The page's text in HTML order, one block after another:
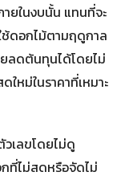
ยในงบนั้น แทนที่จะ
ช้ดอกไม้ตามฤดูกาล
ลดต้นทุนได้โดยไม่
หม่ในราคาที่เหมาะ
วเลขโดยไม่ดู
ที่ไม่สดหรือจัดไม่